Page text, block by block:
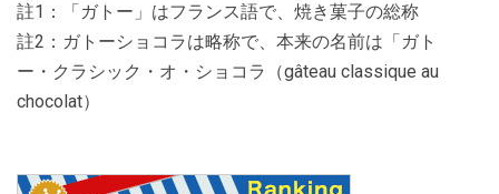
註1：「ガトー」はフランス語で、焼き菓子の総称
註2：ガトーショコラは略称で、本来の名前は「ガト
ー・クラシック・オ・ショコラ（gâteau classique au
chocolat）